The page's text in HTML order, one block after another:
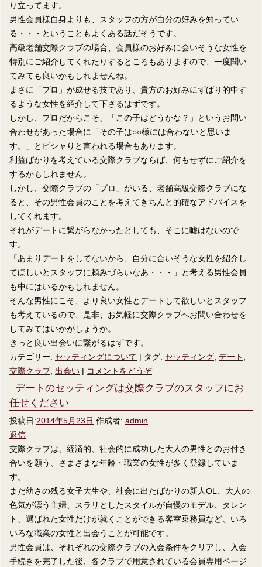
り立ってます。
男性会員様自身よりも、スタッフの方が自分の好みを知ってい
る・・・ということもよくある話だそうです。
高級老舗交際クラブの場合、会員様のお好みに会いそうな女性を
特別にご紹介してくれたりするところもありますので、一度聞い
てみても良いかもしれませんね。
まさに「プロ」が成せる技であり、貴方のお好みにずばり的中す
るような女性を紹介して下さるはずです。
しかし、プロだからこそ、「この子はどうかな？」というお問い
合わせがあった場合に「その子は○○様には合わないと思いま
す。」とピシャりと言われる場合もあります。
利益ばかりを考えている交際クラブならば、何もせずにご紹介を
するかもしれません。
しかし、交際クラブの「プロ」がいる、老舗高級交際クラブにな
ると、その男性会員のことを考えてきちんと的確なアドバイスを
してくれます。
それがデートに繋がらなかったとしても、そこに嘘はないので
す。
「あまりデートをしてないから、自分に合いそうな女性を紹介し
てほしいとスタッフに頼みづらいなあ・・・」と考える男性会員
も中にはいるかもしれません。
そんな男性にこそ、より良い女性とデートして欲しいとスタッフ
も考えているので、是非、お気軽に交際クラブへお問い合わせを
してみてはいかがしょうか。
きっと良い出会いに繋がるはずです。
カテゴリー: セッティングについて | タグ: セッティング デート
交際クラブ 出会い | コメントをどうぞ
デートのセッティングは交際クラブのスタッフにお
任せください
投稿日:2014年5月23日 作成者: admin
返信
交際クラブは、経済的、社会的に成功した大人の男性とのお付き
合いを願う、さまざまな年齢・職業の女性が多く登録していま
す。
まだ幼さの残る女子大生や、社会に出たばかりの新人OL、大人の
色気が漂う主婦、スラリとしたスタイルが自慢のモデル、タレン
ト、選ばれた女性だけが就くことができる客室乗務員など、いろ
いろな職業の女性と出会うことが可能です。
男性会員は、それぞれの交際クラブの入会条件をクリアし、入会
手続きを完了した後、各クラブで用意されている会員専用ページ